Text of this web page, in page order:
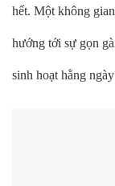
hết. Một không
hướng tới sự gọn
sinh hoạt hằng